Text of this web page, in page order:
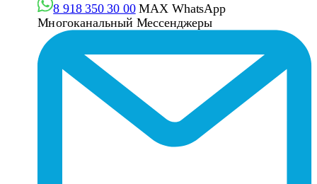
8 918 350 30 00 MAX WhatsApp
Многоканальный Мессенджеры